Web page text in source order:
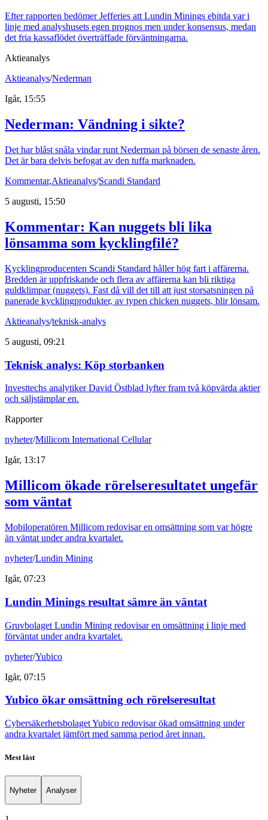
Efter rapporten bedömer Jefferies att Lundin Minings ebitda var i
linje med analyshusets egen prognos men under konsensus, medan
det fria kassaflödet överträffade förväntningarna.
Aktieanalys
Aktieanalys/Nederman
Igår, 15:55
Nederman: Vändning i sikte?
Det har blåst snåla vindar runt Nederman på börsen de senaste åren.
Det är bara delvis befogat av den tuffa marknaden.
Kommentar,Aktieanalys/Scandi Standard
5 augusti, 15:50
Kommentar: Kan nuggets bli lika
lönsamma som kycklingfilé?
Kycklingproducenten Scandi Standard håller hög fart i affärerna.
Bredden är uppfriskande och flera av affärerna kan bli riktiga
guldklimpar (nuggets). Fast då vill det till att just storsatsningen på
panerade kycklingprodukter, av typen chicken nuggets, blir lönsam.
Aktieanalys/teknisk-analys
5 augusti, 09:21
Teknisk analys: Köp storbanken
Investtechs analytiker David Östblad lyfter fram två köpvärda aktier
och säljstämplar en.
Rapporter
nyheter/Millicom International Cellular
Igår, 13:17
Millicom ökade rörelseresultatet ungefär
som väntat
Mobiloperatören Millicom redovisar en omsättning som var högre
än väntat under andra kvartalet.
nyheter/Lundin Mining
Igår, 07:23
Lundin Minings resultat sämre än väntat
Gruvbolaget Lundin Mining redovisar en omsättning i linje med
förväntat under andra kvartalet.
nyheter/Yubico
Igår, 07:15
Yubico ökar omsättning och rörelseresultat
Cybersäkerhetsbolaget Yubico redovisar ökad omsättning under
andra kvartalet jämfört med samma period året innan.
Mest läst
Nyheter Analyser